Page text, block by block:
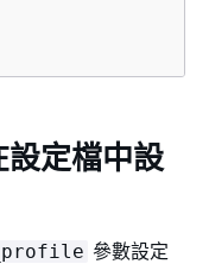
定檔中設
參數設定